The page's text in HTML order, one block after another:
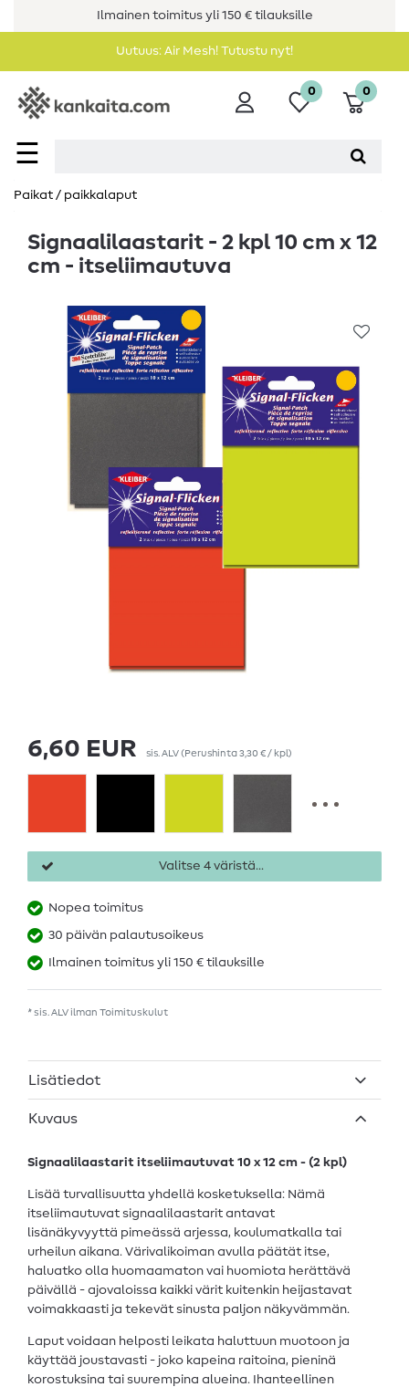
Ilmainen toimitus yli 150 € tilauksille
Uutuus: Air Mesh! Tutustu nyt!
☰
0 0
Paikat / paikkalaput
Signaalilaastarit - 2 kpl 10 cm x 12
cm - itseliimautuva
6,60 EUR sis. ALV(Perushinta3,30 € / kpl)
Valitse 4 väristä...
Nopea toimitus
30 päivän palautusoikeus
Ilmainen toimitus yli 150 € tilauksille
* sis. ALV ilman Toimituskulut
Lisätiedot
Kuvaus
Signaalilaastarit itseliimautuvat 10 x 12 cm - (2 kpl)
Lisää turvallisuutta yhdellä kosketuksella: Nämä
itseliimautuvat signaalilaastarit antavat
lisänäkyvyyttä pimeässä arjessa, koulumatkalla tai
urheilun aikana. Värivalikoiman avulla päätät itse,
haluatko olla huomaamaton vai huomiota herättävä
päivällä - ajovaloissa kaikki värit kuitenkin heijastavat
voimakkaasti ja tekevät sinusta paljon näkyvämmän.
Laput voidaan helposti leikata haluttuun muotoon ja
käyttää joustavasti - joko kapeina raitoina, pieninä
korostuksina tai suurempina alueina. Ihanteellinen